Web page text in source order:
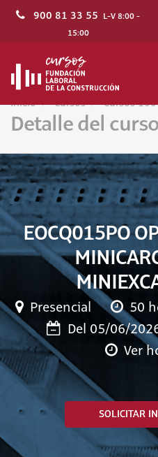
900 81 33 55 L-V 8:00 -
15:00
Inicio Cursos Cursos
Detalle del curso
EOCQ015PO
Presencial 50
Del 05/06/
Ver
SOLICITAR